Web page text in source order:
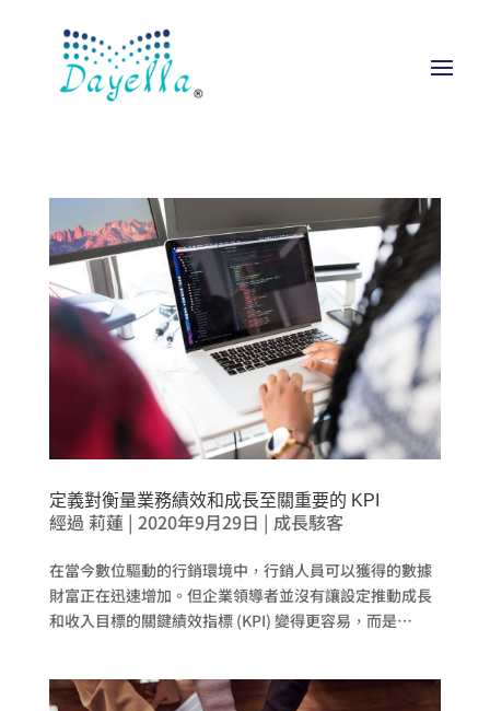
定義對衡量業務績效和成長至關重要的 KPI
經過 莉蓮 | 2020年9月29日 | 成長駭客
在當今數位驅動的行銷環境中，行銷人員可以獲得的數據
財富正在迅速增加。但企業領導者並沒有讓設定推動成長
和收入目標的關鍵績效指標 (KPI) 變得更容易，而是…